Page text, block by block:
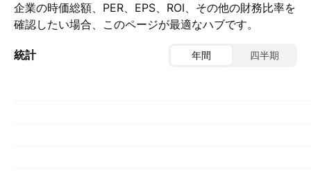
企業の時価総額、PER、EPS、ROI、その他の財務比率を
確認したい場合、このページが最適なハブです。
統計 年間 四半期